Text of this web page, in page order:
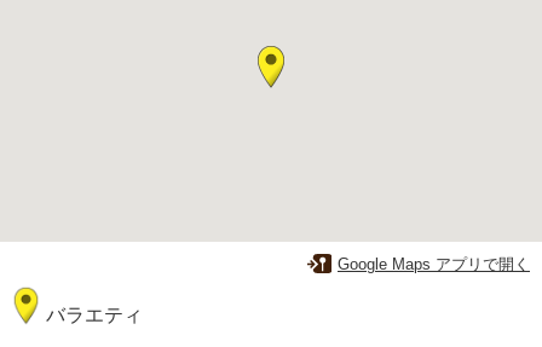
Google Maps アプリで開く
バラエティ